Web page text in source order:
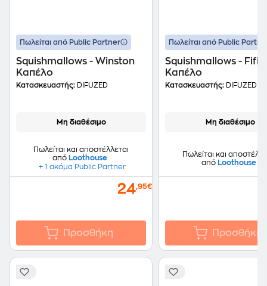
Πωλείται από Public Partner
Squishmallows - Winston
Καπέλο
Κατασκευαστής: DIFUZED
Μη διαθέσιμο
Πωλείται και αποστέλλεται
από Loothouse
+ 1 ακόμα Public Partner
24,95€
Προσθήκη
Πωλείται από Public
Squishmallows - Fifi
Καπέλο
Κατασκευαστής: DIFUZED
Μη διαθέσιμο
Πωλείται και
από Loothouse
Προσθήκη